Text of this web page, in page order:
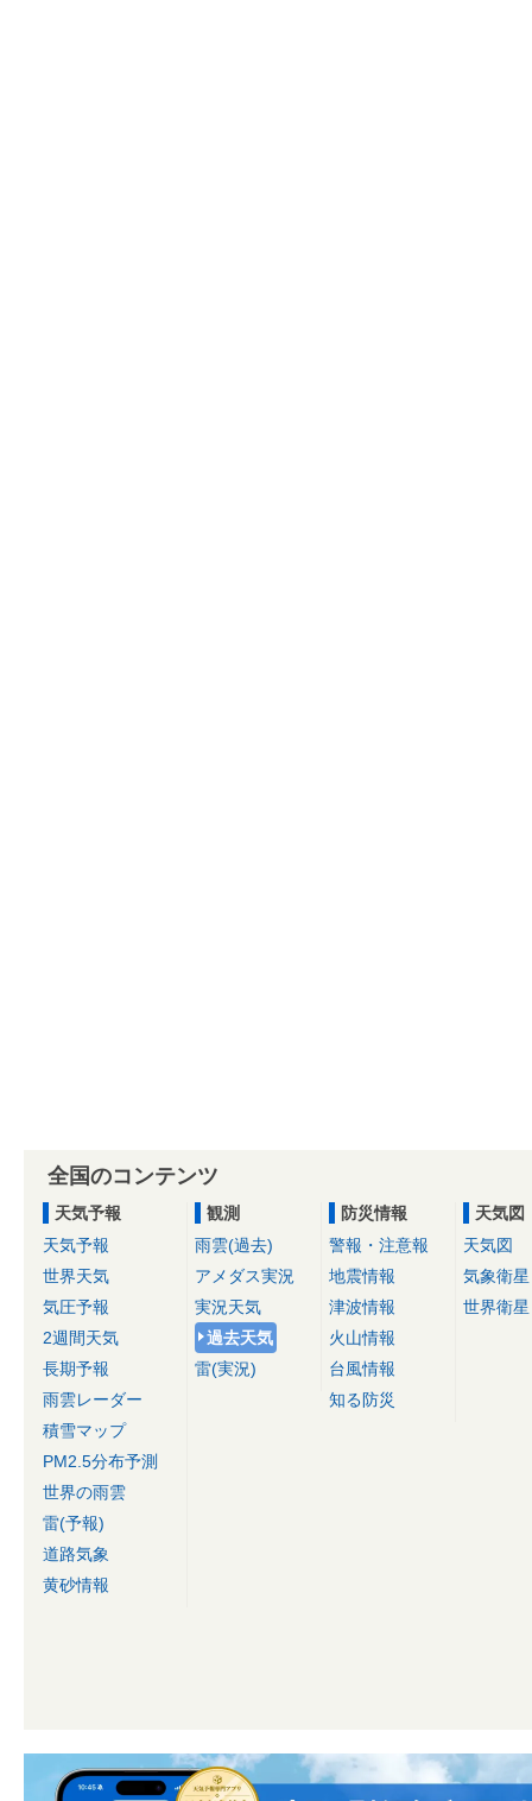
全国のコンテンツ
天気予報
天気予報
世界天気
気圧予報
2週間天気
長期予報
雨雲レーダー
積雪マップ
PM2.5分布予測
世界の雨雲
雷(予報)
道路気象
黄砂情報
観測
雨雲(過去)
アメダス実況
実況天気
過去天気
雷(実況)
防災情報
警報・注意報
地震情報
津波情報
火山情報
台風情報
知る防災
天気図
天気図
気象衛星
世界衛星